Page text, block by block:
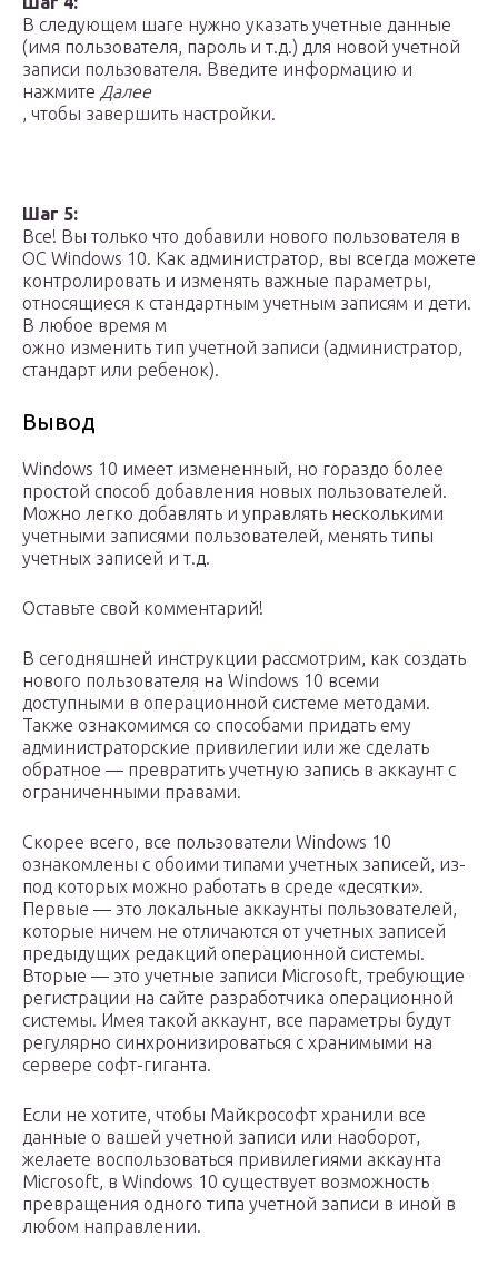
В следующем шаге нужно указать учетные данные
(имя пользователя, пароль и т.д.) для новой учетной
записи пользователя. Введите информацию и
нажмите Далее
, чтобы завершить настройки.
Шаг 5:
Все! Вы только что добавили нового пользователя в
ОС Windows 10. Как администратор, вы всегда можете
контролировать и изменять важные параметры,
относящиеся к стандартным учетным записям и дети.
В ​​любое время м
ожно изменить тип учетной записи (администратор,
стандарт или ребенок).
Вывод
Windows 10 имеет измененный, но гораздо более
простой способ добавления новых пользователей.
Можно легко добавлять и управлять несколькими
учетными записями пользователей, менять типы
учетных записей и т.д.
Оставьте свой комментарий!
В сегодняшней инструкции рассмотрим, как создать
нового пользователя на Windows 10 всеми
доступными в операционной системе методами.
Также ознакомимся со способами придать ему
администраторские привилегии или же сделать
обратное — превратить учетную запись в аккаунт с
ограниченными правами.
Скорее всего, все пользователи Windows 10
ознакомлены с обоими типами учетных записей, из-
под которых можно работать в среде «десятки».
Первые — это локальные аккаунты пользователей,
которые ничем не отличаются от учетных записей
предыдущих редакций операционной системы.
Вторые — это учетные записи Microsoft, требующие
регистрации на сайте разработчика операционной
системы. Имея такой аккаунт, все параметры будут
регулярно синхронизироваться с хранимыми на
сервере софт-гиганта.
Если не хотите, чтобы Майкрософт хранили все
данные о вашей учетной записи или наоборот,
желаете воспользоваться привилегиями аккаунта
Microsoft, в Windows 10 существует возможность
превращения одного типа учетной записи в иной в
любом направлении.